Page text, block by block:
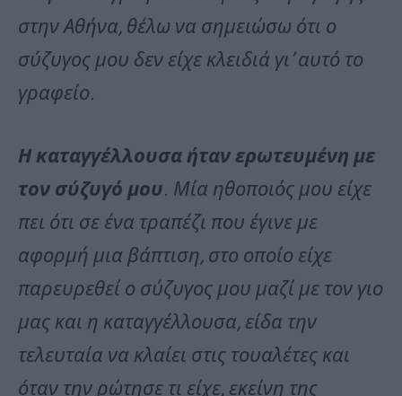
στην Αθήνα, θέλω να σημειώσω ότι ο
σύζυγος μου δεν είχε κλειδιά γι’ αυτό το
γραφείο.
Η καταγγέλλουσα ήταν ερωτευμένη με
τον σύζυγό μου. Μία ηθοποιός μου είχε
πει ότι σε ένα τραπέζι που έγινε με
αφορμή μια βάπτιση, στο οποίο είχε
παρευρεθεί ο σύζυγος μου μαζί με τον γιο
μας και η καταγγέλλουσα, είδα την
τελευταία να κλαίει στις τουαλέτες και
όταν την ρώτησε τι είχε, εκείνη της